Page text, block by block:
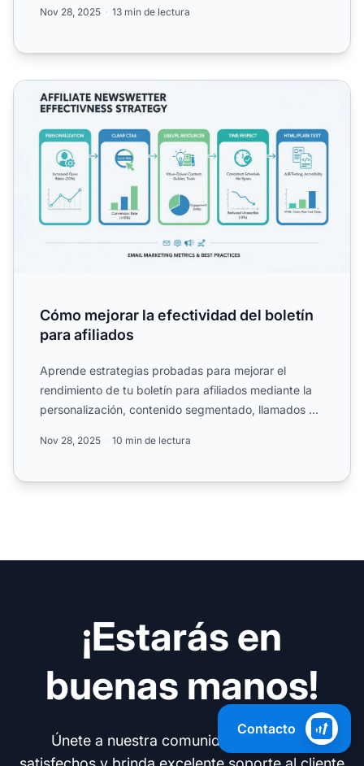
Nov 28, 2025 13 min de lectura
Cómo mejorar la efectividad del boletín para afiliados
Cómo mejorar la efectividad del boletín
para afiliados
Aprende estrategias probadas para mejorar el
rendimiento de tu boletín para afiliados mediante la
personalización, contenido segmentado, llamados a
Nov 28, 2025 10 min de lectura
¡Estarás en
buenas manos!
Únete a nuestra comunidad de clientes
Contacto